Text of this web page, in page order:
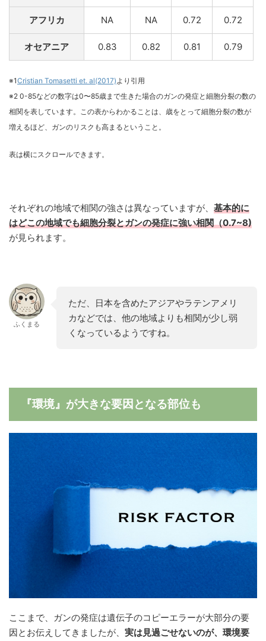
アフリカ NA NA 0.72 0.72
オセアニア 0.83 0.82 0.81 0.79
※1Cristian Tomasetti et. al(2017)より引用
※2 0-85などの数字は0〜85歳まで生きた場合のガンの発症と細胞分裂の数の
相関を表しています。この表からわかることは、歳をとって細胞分裂の数が
増えるほど、ガンのリスクも高まるということ。
表は横にスクロールできます。
それぞれの地域で相関の強さは異なっていますが、 基本的に
はどこの地域でも細胞分裂とガンの発症に強い相関（0.7~8)
が見られます。
ふくまる
ただ、日本を含めたアジアやラテンアメリ
カなどでは、他の地域よりも相関が少し弱
くなっているようですね。
『環境』が大きな要因となる部位も
ここまで、ガンの発症は遺伝子のコピーエラーが大部分の要
因とお伝えしてきましたが、 実は見過ごせないのが、環境要